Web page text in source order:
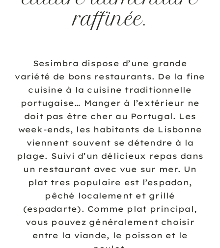
raffinée.
Sesimbra dispose d’une grande
variété de bons restaurants. De la fine
cuisine à la cuisine traditionnelle
portugaise… Manger à l’extérieur ne
doit pas être cher au Portugal. Les
week-ends, les habitants de Lisbonne
viennent souvent se détendre à la
plage. Suivi d’un délicieux repas dans
un restaurant avec vue sur mer. Un
plat tres populaire est l’espadon,
pêché localement et grillé
(espadarte). Comme plat principal,
vous pouvez généralement choisir
entre la viande, le poisson et le